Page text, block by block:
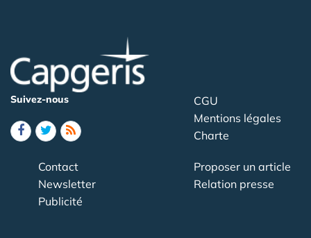
Suivez-nous
CGU
Mentions légales
Charte
Contact
Newsletter
Publicité
Proposer un article
Relation presse